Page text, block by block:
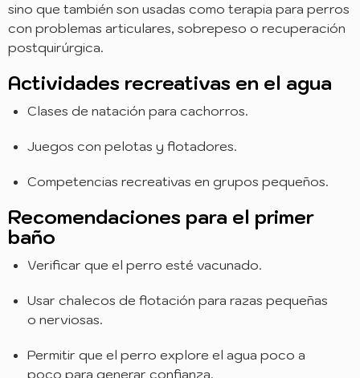
sino que también son usadas como terapia para perros
con problemas articulares, sobrepeso o recuperación
postquirúrgica.
Actividades recreativas en el agua
Clases de natación para cachorros.
Juegos con pelotas y flotadores.
Competencias recreativas en grupos pequeños.
Recomendaciones para el primer
baño
Verificar que el perro esté vacunado.
Usar chalecos de flotación para razas pequeñas
o nerviosas.
Permitir que el perro explore el agua poco a
poco para generar confianza.